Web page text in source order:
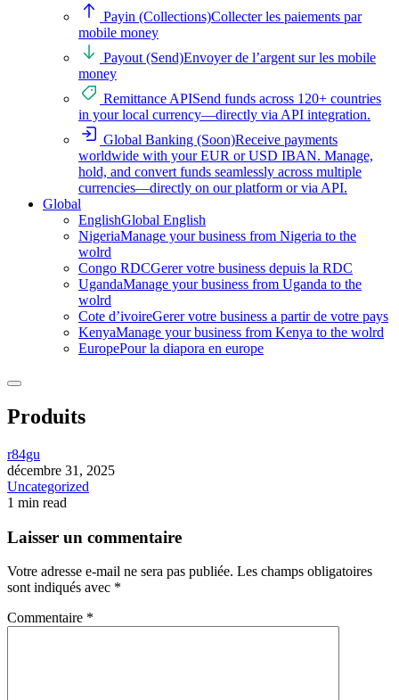
Payin (Collections)Collecter les paiements par
mobile money
Payout (Send)Envoyer de l’argent sur les mobile
money
Remittance APISend funds across 120+ countries
in your local currency—directly via API integration.
Global Banking (Soon)Receive payments
worldwide with your EUR or USD IBAN. Manage,
hold, and convert funds seamlessly across multiple
currencies—directly on our platform or via API.
Global
EnglishGlobal English
NigeriaManage your business from Nigeria to the
wolrd
Congo RDCGerer votre business depuis la RDC
UgandaManage your business from Uganda to the
wolrd
Cote d’ivoireGerer votre business a partir de votre pays
KenyaManage your business from Kenya to the wolrd
EuropePour la diapora en europe
Produits
r84gu
décembre 31, 2025
Uncategorized
1 min read
Laisser un commentaire
Votre adresse e-mail ne sera pas publiée. Les champs obligatoires
sont indiqués avec *
Commentaire *